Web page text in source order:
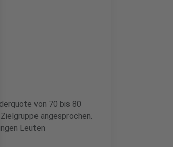
von 70 bis 80
angesprochen.
Leuten